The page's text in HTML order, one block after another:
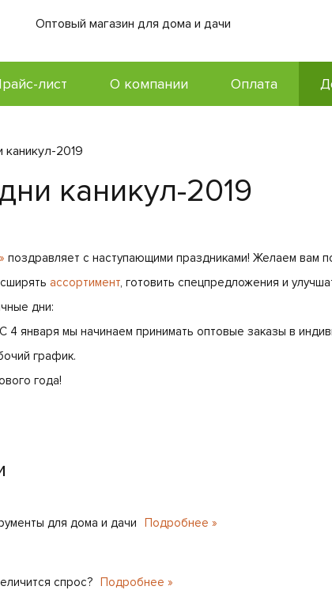
Оптовый магазин для дома и дачи
лист О компании Оплата
каникул-2019
каникул-2019
поздравляет с наступающими праздниками! Желаем вам
ассортимент, готовить спецпредложения и
дни:
января мы начинаем принимать оптовые заказы в
график.
года!
для дома и дачи
Подробнее »
спрос? Подробнее »